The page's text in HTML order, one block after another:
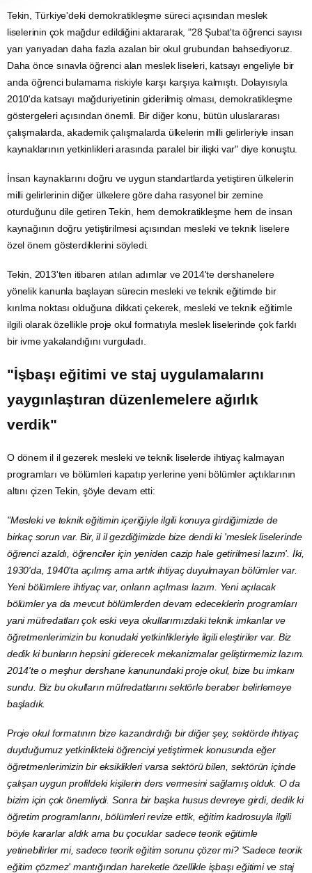
Tekin, Türkiye'deki demokratikleşme süreci açısından meslek
liselerinin çok mağdur edildiğini aktararak, "28 Şubat'ta öğrenci sayısı
yarı yarıyadan daha fazla azalan bir okul grubundan bahsediyoruz.
Daha önce sınavla öğrenci alan meslek liseleri, katsayı engeliyle bir
anda öğrenci bulamama riskiyle karşı karşıya kalmıştı. Dolayısıyla
2010'da katsayı mağduriyetinin giderilmiş olması, demokratikleşme
göstergeleri açısından önemli. Bir diğer konu, bütün uluslararası
çalışmalarda, akademik çalışmalarda ülkelerin milli gelirleriyle insan
kaynaklarının yetkinlikleri arasında paralel bir ilişki var" diye konuştu.
İnsan kaynaklarını doğru ve uygun standartlarda yetiştiren ülkelerin
milli gelirlerinin diğer ülkelere göre daha rasyonel bir zemine
oturduğunu dile getiren Tekin, hem demokratikleşme hem de insan
kaynağının doğru yetiştirilmesi açısından mesleki ve teknik liselere
özel önem gösterdiklerini söyledi.
Tekin, 2013'ten itibaren atılan adımlar ve 2014'te dershanelere
yönelik kanunla başlayan sürecin mesleki ve teknik eğitimde bir
kırılma noktası olduğuna dikkati çekerek, mesleki ve teknik eğitimle
ilgili olarak özellikle proje okul formatıyla meslek liselerinde çok farklı
bir ivme yakalandığını vurguladı.
"İşbaşı eğitimi ve staj uygulamalarını
yaygınlaştıran düzenlemelere ağırlık
verdik"
O dönem il il gezerek mesleki ve teknik liselerde ihtiyaç kalmayan
programları ve bölümleri kapatıp yerlerine yeni bölümler açtıklarının
altını çizen Tekin, şöyle devam etti:
"Mesleki ve teknik eğitimin içeriğiyle ilgili konuya girdiğimizde de
birkaç sorun var. Bir, il il gezdiğimizde bize dendi ki 'meslek liselerinde
öğrenci azaldı, öğrenciler için yeniden cazip hale getirilmesi lazım'. İki,
1930'da, 1940'ta açılmış ama artık ihtiyaç duyulmayan bölümler var.
Yeni bölümlere ihtiyaç var, onların açılması lazım. Yeni açılacak
bölümler ya da mevcut bölümlerden devam edeceklerin programları
yani müfredatları çok eski veya okullarımızdaki teknik imkanlar ve
öğretmenlerimizin bu konudaki yetkinlikleriyle ilgili eleştiriler var. Biz
dedik ki bunların hepsini giderecek mekanizmalar geliştirmemiz lazım.
2014'te o meşhur dershane kanunundaki proje okul, bize bu imkanı
sundu. Biz bu okulların müfredatlarını sektörle beraber belirlemeye
başladık.
Proje okul formatının bize kazandırdığı bir diğer şey, sektörde ihtiyaç
duyduğumuz yetkinlikteki öğrenciyi yetiştirmek konusunda eğer
öğretmenlerimizin bir eksiklikleri varsa sektörü bilen, sektörün içinde
çalışan uygun profildeki kişilerin ders vermesini sağlamış olduk. O da
bizim için çok önemliydi. Sonra bir başka husus devreye girdi, dedik ki
öğretim programlarını, bölümleri revize ettik, eğitim kadrosuyla ilgili
böyle kararlar aldık ama bu çocuklar sadece teorik eğitimle
yetinebilirler mi, sadece teorik eğitim sorunu çözer mi? 'Sadece teorik
eğitim çözmez' mantığından hareketle özellikle işbaşı eğitimi ve staj